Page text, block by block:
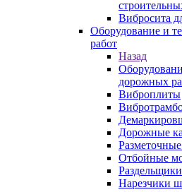
Вибросита
Оборудование и
работ
Назад
дорожных
Виброплиты
Дорожные
Отбойные
Нарезчики